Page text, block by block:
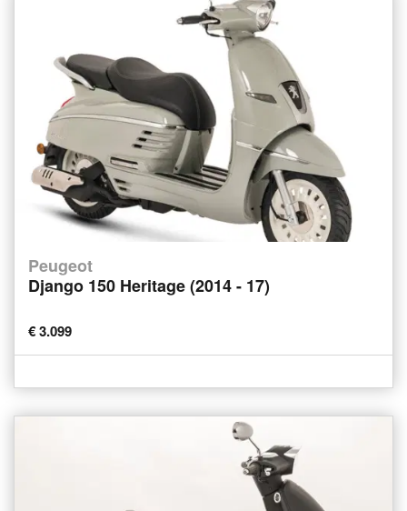
Peugeot
Django 150 Heritage (2014 - 17)
€ 3.099